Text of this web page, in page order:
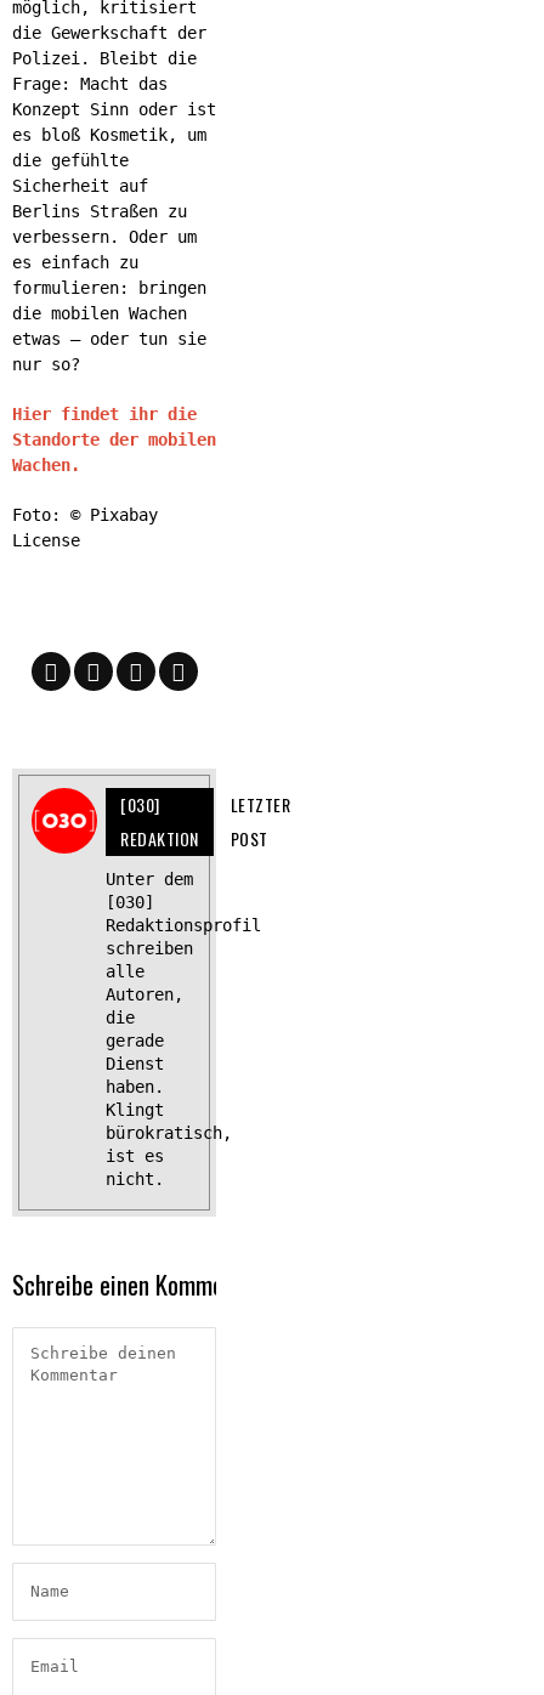
möglich, kritisiert
die Gewerkschaft der
Polizei. Bleibt die
Frage: Macht das
Konzept Sinn oder ist
es bloß Kosmetik, um
die gefühlte
Sicherheit auf
Berlins Straßen zu
verbessern. Oder um
es einfach zu
formulieren: bringen
die mobilen Wachen
etwas – oder tun sie
nur so?
Hier findet ihr die
Standorte der mobilen
Wachen.
Foto: © Pixabay
License
[030]
REDAKTION
LETZTER
POST
Unter dem
[030]
Redaktionsprofil
schreiben
alle
Autoren,
die
gerade
Dienst
haben.
Klingt
bürokratisch,
ist es
nicht.
Schreibe einen Kommentar